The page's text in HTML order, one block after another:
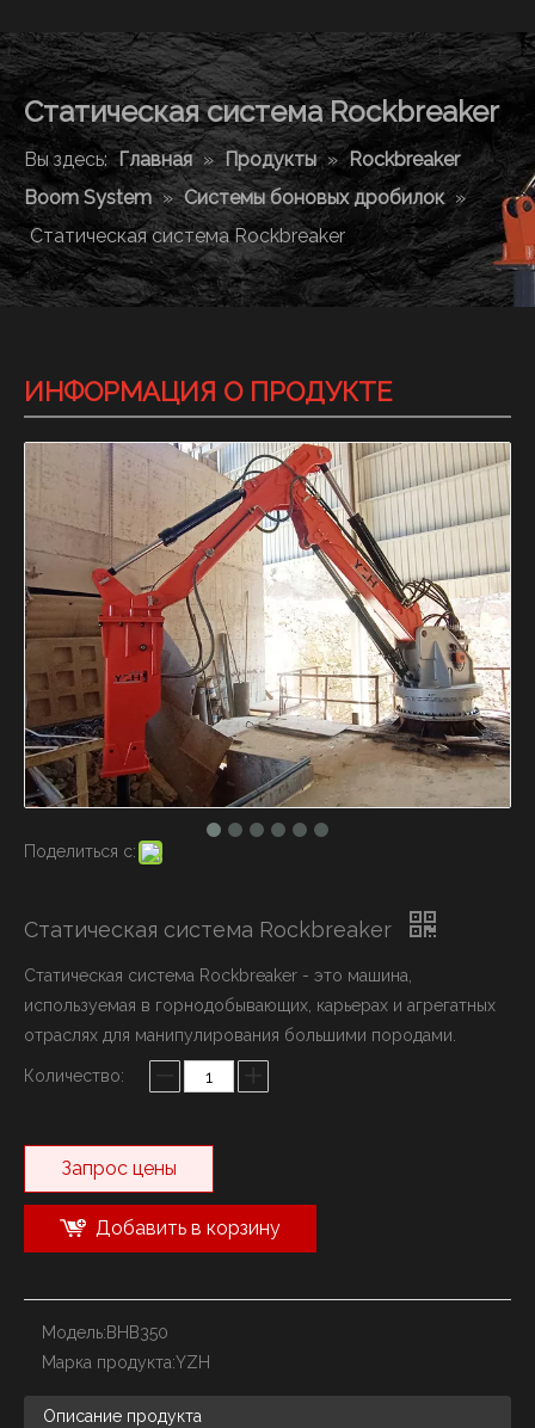
Статическая система Rockbreaker
Вы здесь: Главная » Продукты » Rockbreaker
Boom System » Системы боновых дробилок »
Статическая система Rockbreaker
ИНФОРМАЦИЯ О ПРОДУКТЕ
Поделиться с:
Статическая система Rockbreaker
Статическая система Rockbreaker - это машина,
используемая в горнодобывающих, карьерах и агрегатных
отраслях для манипулирования большими породами.
Количество:
Запрос цены
Добавить в корзину
Модель:BHB350
Марка продукта:YZH
Описание продукта